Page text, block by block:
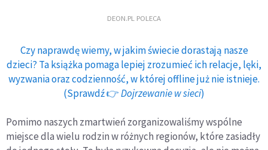
DEON.PL POLECA
Czy naprawdę wiemy, w jakim świecie dorastają nasze
dzieci? Ta książka pomaga lepiej zrozumieć ich relacje, lęki,
wyzwania oraz codzienność, w której offline już nie istnieje.
(Sprawdź 👉Dojrzewanie w sieci)
Pomimo naszych zmartwień zorganizowaliśmy wspólne
miejsce dla wielu rodzin w różnych regionów, które zasiadły